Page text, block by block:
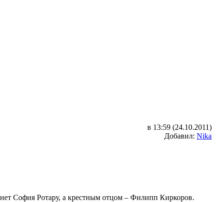
в 13:59 (24.10.2011)
Добавил: Nika
София Ротару, а крестным отцом – Филипп Киркоров.